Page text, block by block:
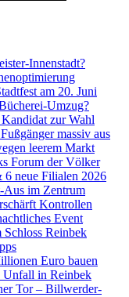
Innenstadt?
am 20. Juni
Umzug?
zur Wahl
massiv aus
leerem Markt
Forum der Völker
6 neue Filialen 2026
Aus im Zentrum
Kontrollen
Event
Schloss Reinbek
Euro bauen
Unfall in Reinbek
Tor – Billwerder-